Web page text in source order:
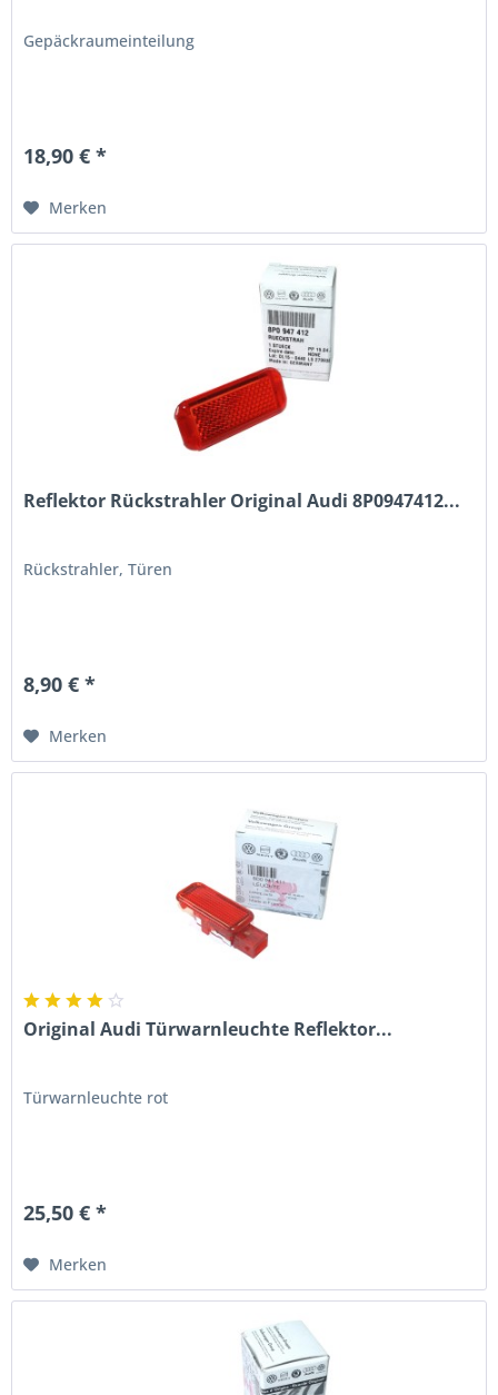
Gepäckraumeinteilung
18,90 € *
Merken
Reflektor Rückstrahler Original Audi 8P0947412...
Rückstrahler, Türen
8,90 € *
Merken
Original Audi Türwarnleuchte Reflektor...
Türwarnleuchte rot
25,50 € *
Merken